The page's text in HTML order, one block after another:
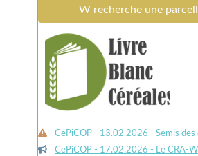
W recherche une
CePiCOP - 13.02.2026 - Semis des
CePiCOP - 17.02.2026 - Le CRA-